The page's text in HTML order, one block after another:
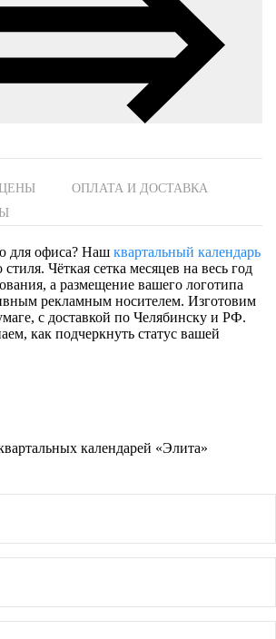
ОПЛАТА И ДОСТАВКА
для офиса? Наш квартальный календарь
Чёткая сетка месяцев на весь год
а размещение вашего логотипа
рекламным носителем. Изготовим
с доставкой по Челябинску и РФ.
как подчеркнуть статус вашей
календарей «Элита»